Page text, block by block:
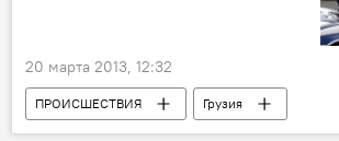
20 марта 2013, 12:32
ПРОИСШЕСТВИЯ
Грузия
НОВОСТИ